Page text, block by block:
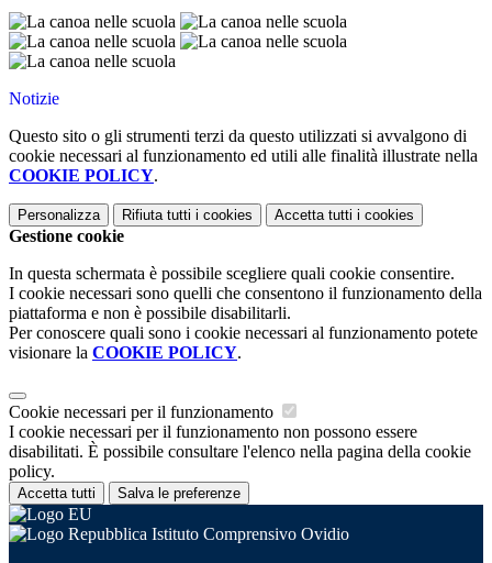
Notizie
Questo sito o gli strumenti terzi da questo utilizzati si avvalgono di
cookie necessari al funzionamento ed utili alle finalità illustrate nella
COOKIE POLICY.
Personalizza Rifiuta tutti i cookies Accetta tutti i cookies
Gestione cookie
In questa schermata è possibile scegliere quali cookie consentire.
I cookie necessari sono quelli che consentono il funzionamento della
piattaforma e non è possibile disabilitarli.
Per conoscere quali sono i cookie necessari al funzionamento potete
visionare la COOKIE POLICY.
Cookie necessari per il funzionamento
I cookie necessari per il funzionamento non possono essere
disabilitati. È possibile consultare l'elenco nella pagina della cookie
policy.
Accetta tutti Salva le preferenze
Istituto Comprensivo Ovidio